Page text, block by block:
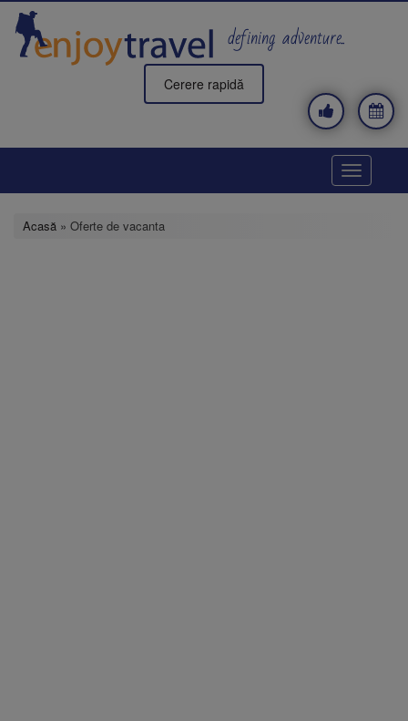
Mergi
conţinutul
principal
defining adventure..
Cerere rapidă
Toggle
Acasă » Oferte de vacanta